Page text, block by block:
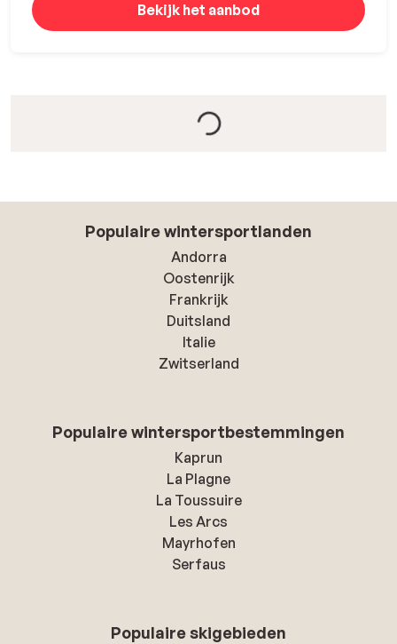
Bekijk het aanbod
Populaire wintersportlanden
Andorra
Oostenrijk
Frankrijk
Duitsland
Italie
Zwitserland
Populaire wintersportbestemmingen
Kaprun
La Plagne
La Toussuire
Les Arcs
Mayrhofen
Serfaus
Populaire skigebieden